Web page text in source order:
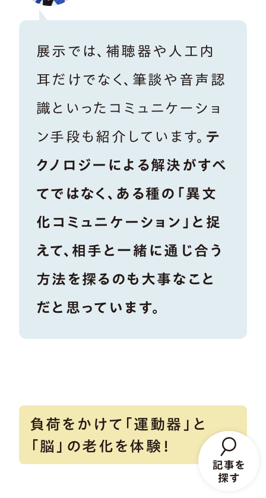
展示では、補聴器や人工内
耳だけでなく、筆談や音声認
識といったコミュニケーショ
ン手段も紹介しています。 テ
クノロジーによる解決がすべ
てではなく、ある種の「異文
化コミュニケーション」と捉
えて、相手と一緒に通じ合う
方法を探るのも大事なこと
だと思っています。
負荷をかけて「運動器」と
「脳」の老化を体験！